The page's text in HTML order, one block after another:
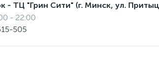
- ТЦ "Грин Сити" (г. Минск, ул.
- 22:00
505